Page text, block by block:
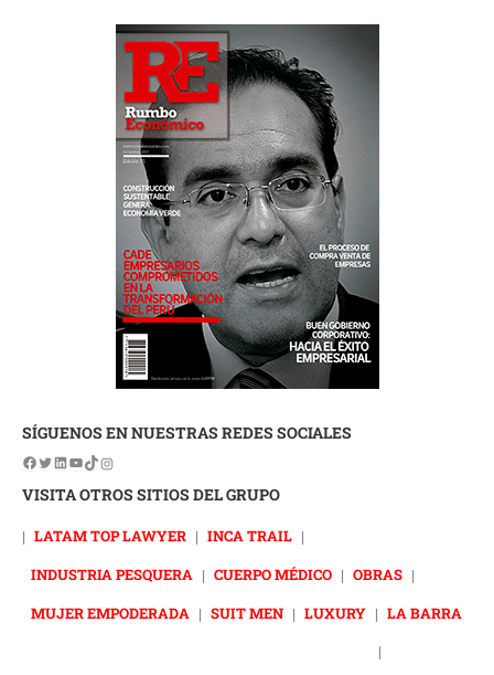
SÍGUENOS EN NUESTRAS REDES SOCIALES
VISITA OTROS SITIOS DEL GRUPO
| LATAM TOP LAWYER | INCA TRAIL |
INDUSTRIA PESQUERA | CUERPO MÉDICO | OBRAS |
MUJER EMPODERADA | SUIT MEN | LUXURY | LA BARRA
|